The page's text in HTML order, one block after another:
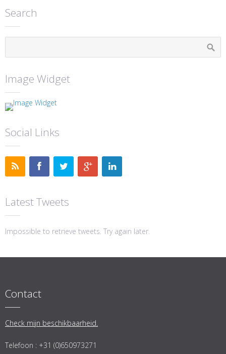
Search
Image Widget
Social Links
Latest Tweets
Impossible to retrieve tweets. Try again later.
Contact
Check mijn beschikbaarheid.
Telefoon : +31 (0)650973271